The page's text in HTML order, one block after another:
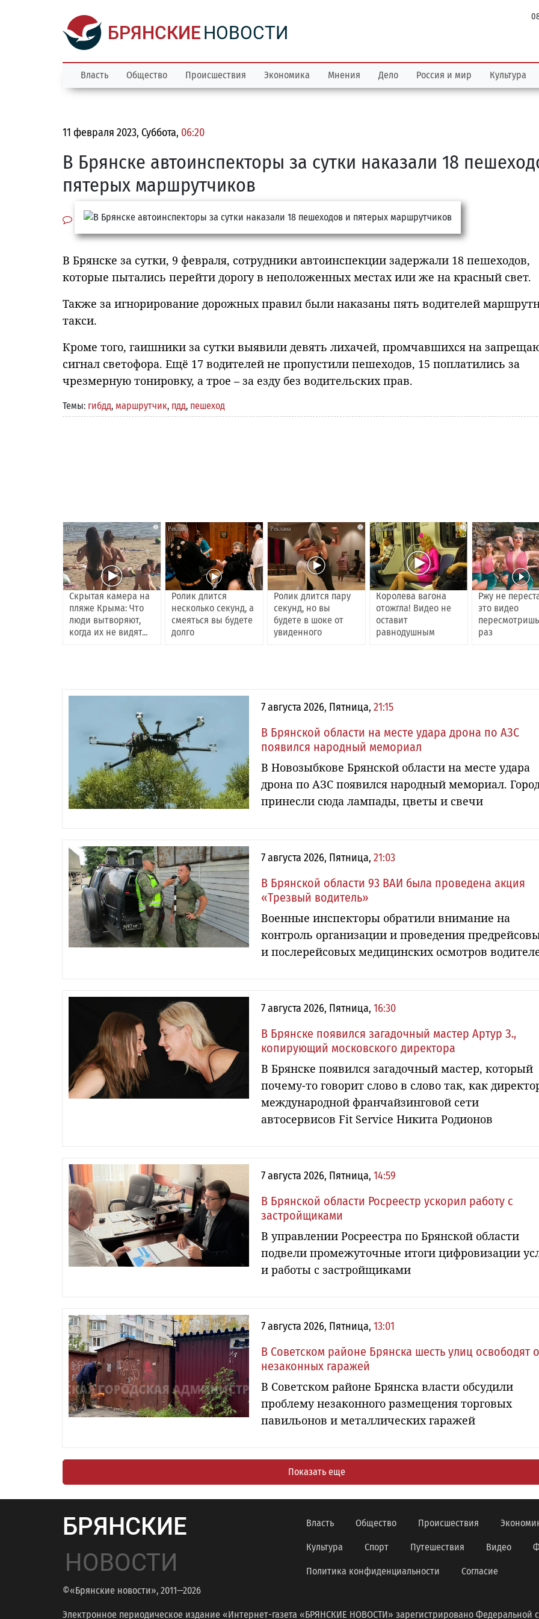
БРЯНСКИЕНОВОСТИ
Власть Общество Происшествия Экономика Мнения Дело Россия и мир Культура
11 февраля 2023, Суббота, 06:20
В Брянске автоинспекторы за сутки наказали 18
пятерых маршрутчиков
В Брянске за сутки, 9 февраля, сотрудники автоинспекции задержали 18 пешеходов,
которые пытались перейти дорогу в неположенных местах или же на красный свет.
Также за игнорирование дорожных правил были наказаны пять водителей
такси.
Кроме того, гаишники за сутки выявили девять лихачей, промчавшихся на
сигнал светофора. Ещё 17 водителей не пропустили пешеходов, 15 поплатились за
чрезмерную тонировку, а трое – за езду без водительских прав.
Темы: гибдд, маршрутчик, пдд, пешеход
i
Скрытая камера на
пляже Крыма: Что
люди вытворяют,
когда их не видят...
i
Ролик длится
несколько секунд, а
смеяться вы будете
долго
i
Ролик длится пару
секунд, но вы
будете в шоке от
увиденного
i
Королева вагона
отожгла! Видео не
оставит
равнодушным
Ржу не
это видео
раз
7 августа 2026, Пятница, 21:15
В Брянской области на месте удара дрона по АЗС
появился народный мемориал
В Новозыбкове Брянской области на месте удара
дрона по АЗС появился народный мемориал.
принесли сюда лампады, цветы и свечи
7 августа 2026, Пятница, 21:03
В Брянской области 93 ВАИ была проведена акция
«Трезвый водитель»
Военные инспекторы обратили внимание на
контроль организации и проведения
и послерейсовых медицинских осмотров
7 августа 2026, Пятница, 16:30
В Брянске появился загадочный мастер Артур З.,
копирующий московского директора
В Брянске появился загадочный мастер, который
почему-то говорит слово в слово так, как
международной франчайзинговой сети
автосервисов Fit Service Никита Родионов
7 августа 2026, Пятница, 14:59
В Брянской области Росреестр ускорил работу с
застройщиками
В управлении Росреестра по Брянской области
подвели промежуточные итоги цифровизации
и работы с застройщиками
7 августа 2026, Пятница, 13:01
В Советском районе Брянска шесть улиц освободят
незаконных гаражей
В Советском районе Брянска власти обсудили
проблему незаконного размещения торговых
павильонов и металлических гаражей
Показать еще
БРЯНСКИЕ
НОВОСТИ
©«Брянские новости», 2011—2026
Власть Общество Происшествия
Культура Спорт Путешествия Видео
Политика конфиденциальности Согласие
Электронное периодическое издание «Интернет-газета «БРЯНСКИЕ НОВОСТИ» зарегистрировано Федеральной